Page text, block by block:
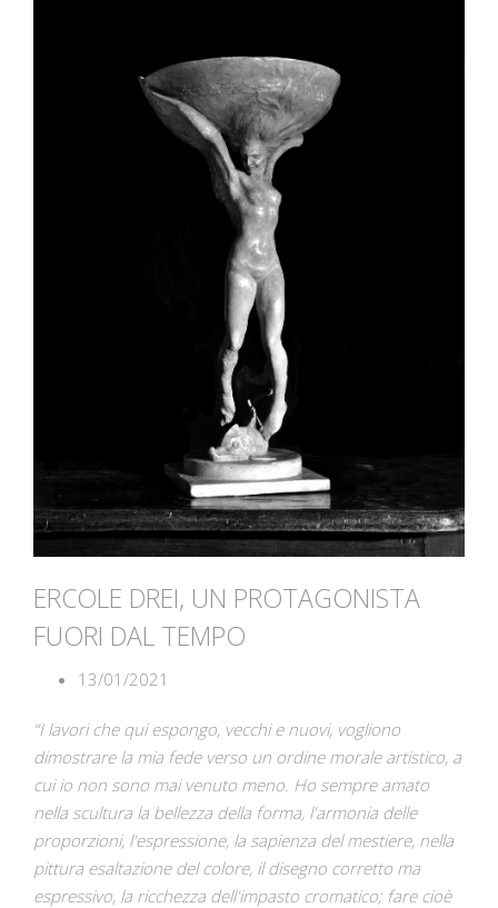
ERCOLE DREI, UN PROTAGONISTA
FUORI DAL TEMPO
13/01/2021
“I lavori che qui espongo, vecchi e nuovi, vogliono
dimostrare la mia fede verso un ordine morale artistico, a
cui io non sono mai venuto meno. Ho sempre amato
nella scultura la bellezza della forma, l'armonia delle
proporzioni, l'espressione, la sapienza del mestiere, nella
pittura esaltazione del colore, il disegno corretto ma
espressivo, la ricchezza dell'impasto cromatico; fare cioè